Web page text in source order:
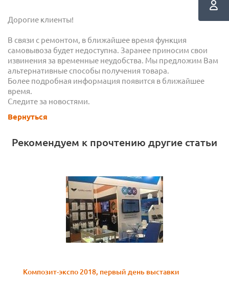
Дорогие клиенты!
В связи с ремонтом, в ближайшее время функция
самовывоза будет недоступна. Заранее приносим свои
извинения за временные неудобства. Мы предложим Вам
альтернативные способы получения товара.
Более подробная информация появится в ближайшее
время.
Следите за новостями.
Вернуться
Рекомендуем к прочтению другие статьи
Композит-экспо 2018, первый день выставки